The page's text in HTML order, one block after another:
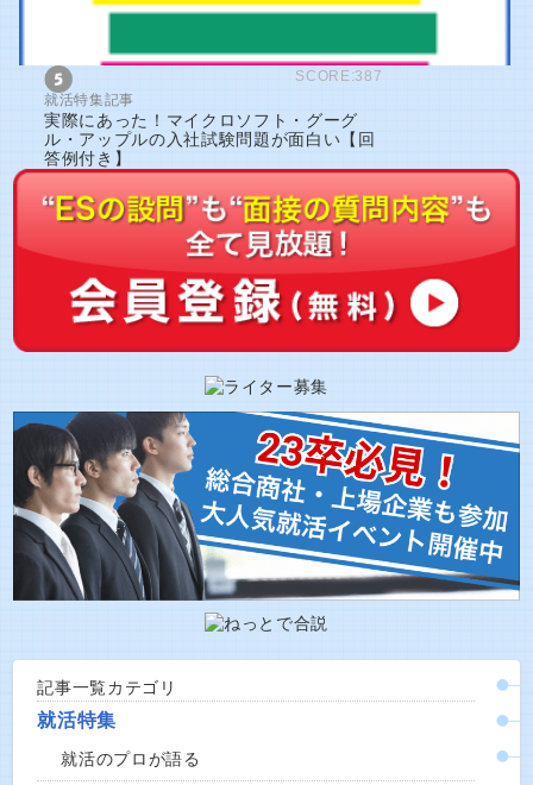
SCORE:387
就活特集記事
実際にあった！マイクロソフト・グーグ
ル・アップルの入社試験問題が面白い【回
答例付き】
記事一覧カテゴリ
就活特集
就活のプロが語る